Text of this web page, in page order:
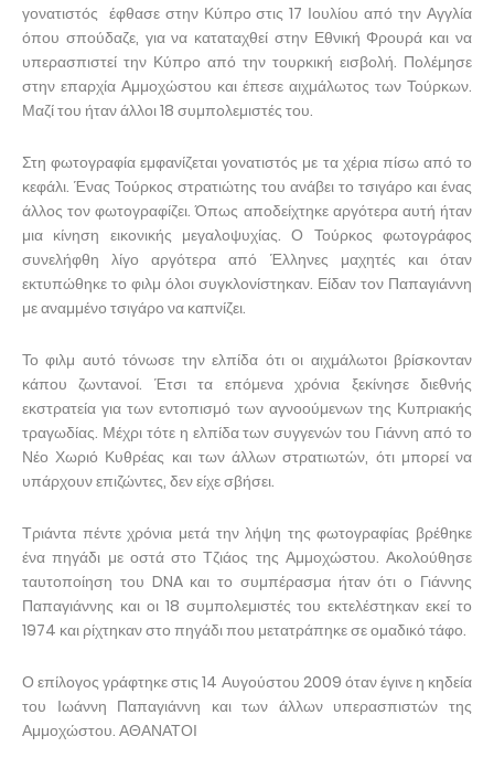
γονατιστός έφθασε στην Κύπρο στις 17 Ιουλίου από την Αγγλία
όπου σπούδαζε, για να καταταχθεί στην Εθνική Φρουρά και να
υπερασπιστεί την Κύπρο από την τουρκική εισβολή. Πολέμησε
στην επαρχία Αμμοχώστου και έπεσε αιχμάλωτος των Τούρκων.
Μαζί του ήταν άλλοι 18 συμπολεμιστές του.
Στη φωτογραφία εμφανίζεται γονατιστός με τα χέρια πίσω από το
κεφάλι. Ένας Τούρκος στρατιώτης του ανάβει το τσιγάρο και ένας
άλλος τον φωτογραφίζει. Όπως αποδείχτηκε αργότερα αυτή ήταν
μια κίνηση εικονικής μεγαλοψυχίας. Ο Τούρκος φωτογράφος
συνελήφθη λίγο αργότερα από Έλληνες μαχητές και όταν
εκτυπώθηκε το φιλμ όλοι συγκλονίστηκαν. Είδαν τον Παπαγιάννη
με αναμμένο τσιγάρο να καπνίζει.
Το φιλμ αυτό τόνωσε την ελπίδα ότι οι αιχμάλωτοι βρίσκονταν
κάπου ζωντανοί. Έτσι τα επόμενα χρόνια ξεκίνησε διεθνής
εκστρατεία για των εντοπισμό των αγνοούμενων της Κυπριακής
τραγωδίας. Μέχρι τότε η ελπίδα των συγγενών του Γιάννη από το
Νέο Χωριό Κυθρέας και των άλλων στρατιωτών, ότι μπορεί να
υπάρχουν επιζώντες, δεν είχε σβήσει.
Τριάντα πέντε χρόνια μετά την λήψη της φωτογραφίας βρέθηκε
ένα πηγάδι με οστά στο Τζιάος της Αμμοχώστου. Ακολούθησε
ταυτοποίηση του DNA και το συμπέρασμα ήταν ότι ο Γιάννης
Παπαγιάννης και οι 18 συμπολεμιστές του εκτελέστηκαν εκεί το
1974 και ρίχτηκαν στο πηγάδι που μετατράπηκε σε ομαδικό τάφο.
Ο επίλογος γράφτηκε στις 14 Αυγούστου 2009 όταν έγινε η κηδεία
του Ιωάννη Παπαγιάννη και των άλλων υπερασπιστών της
Αμμοχώστου. ΑΘΑΝΑΤΟΙ